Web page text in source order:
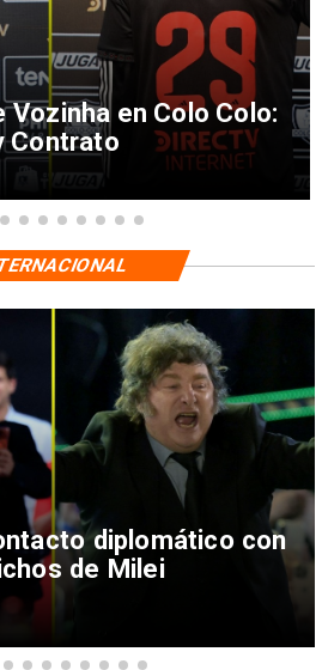
en Colo Colo:
Contrato
diplomático con
de Milei